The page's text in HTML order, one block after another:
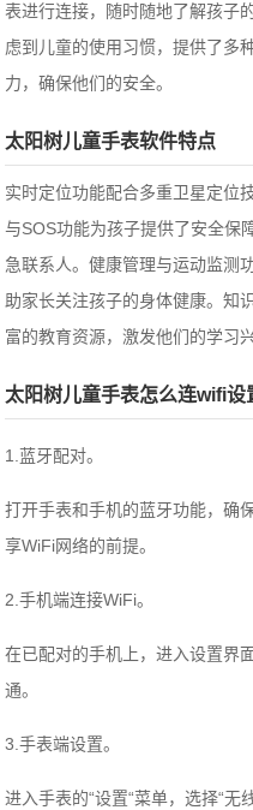
表进行连接，随时随地了解孩子
虑到儿童的使用习惯，提供了多
力，确保他们的安全。
太阳树儿童手表软件特点
实时定位功能配合多重卫星定位
与SOS功能为孩子提供了安全保
急联系人。健康管理与运动监测
助家长关注孩子的身体健康。知
富的教育资源，激发他们的学习
太阳树儿童手表怎么连wifi设
1.蓝牙配对。
打开手表和手机的蓝牙功能，确
享WiFi网络的前提。
2.手机端连接WiFi。
在已配对的手机上，进入设置界
通。
3.手表端设置。
进入手表的“设置“菜单，选择“无